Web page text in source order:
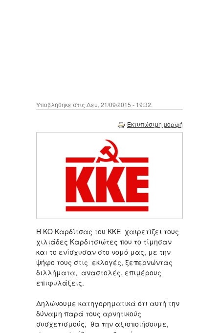
Υποβλήθηκε στις Δευ, 21/09/2015 - 19:32.
Εκτυπώσιμη μορφή
Η ΚΟ Καρδίτσας του ΚΚΕ χαιρετίζει τους
χιλιάδες Καρδιτσιώτες που το τίμησαν
και το ενίσχυσαν στο νομό μας, με την
ψήφο τους στις εκλογές, ξεπερνώντας
διλλήματα, αναστολές, επιμέρους
επιφυλάξεις.
Δηλώνουμε κατηγορηματικά ότι αυτή την
δύναμη παρά τους αρνητικούς
συσχετισμούς, θα την αξιοποιήσουμε,